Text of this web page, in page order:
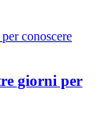
giorni per